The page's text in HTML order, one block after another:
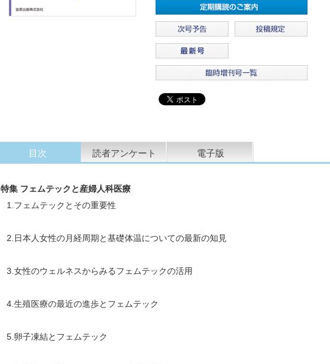
目次 読者アンケート 電子版
特集 フェムテックと産婦人科医療
1.フェムテックとその重要性
2.日本人女性の月経周期と基礎体温についての最新の知見
3.女性のウェルネスからみるフェムテックの活用
4.生殖医療の最近の進歩とフェムテック
5.卵子凍結とフェムテック